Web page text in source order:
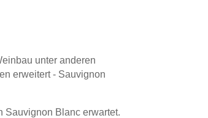
unter anderen
erweitert - Sauvignon
Sauvignon Blanc erwartet.